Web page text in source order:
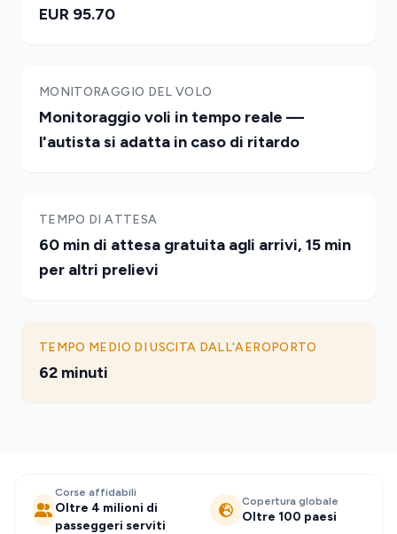
EUR 95.70
MONITORAGGIO DEL VOLO
Monitoraggio voli in tempo reale —
l'autista si adatta in caso di ritardo
TEMPO DI ATTESA
60 min di attesa gratuita agli arrivi, 15 min
per altri prelievi
TEMPO MEDIO DI USCITA DALL'AEROPORTO
62 minuti
Corse affidabili
Oltre 4 milioni di
passeggeri serviti
Copertura globale
Oltre 100 paesi